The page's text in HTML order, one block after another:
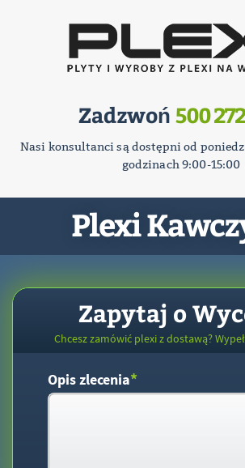
Zadzwoń 500
Nasi konsultanci są dostępni od
godzinach 9:00-15:00
Plexi
Zapytaj o
Chcesz zamówić plexi z dostawą?
Opis zlecenia*